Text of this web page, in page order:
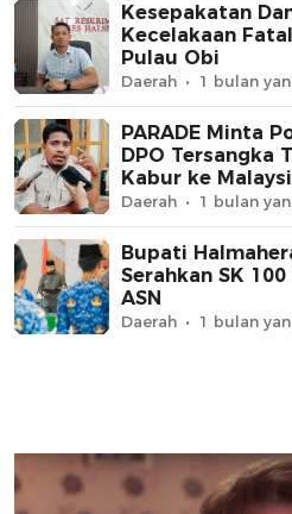
Kesepakatan
Kecelakaan
Pulau Obi
Daerah 1 bulan
PARADE Minta
DPO Tersangka
Kabur ke
Daerah 1 bulan
Bupati
Serahkan SK
ASN
Daerah 1 bulan